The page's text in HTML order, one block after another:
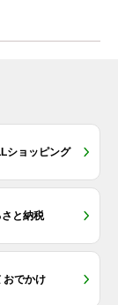
ショッピング
と納税
おでかけ